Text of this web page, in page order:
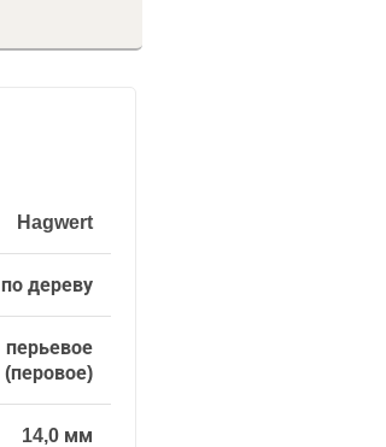
Hagwert
по дереву
перьевое
(перовое)
14,0 мм